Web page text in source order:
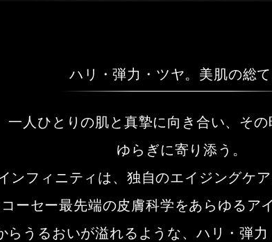
ハリ・弾力・ツヤ。美肌の総て
一人ひとりの肌と真摯に向き合い、そ
ゆらぎに寄り添う。
ンフィニティは、独自のエイジングケア
コーセー最先端の皮膚科学をあらゆるア
らうるおいが溢れるような、ハリ・弾力